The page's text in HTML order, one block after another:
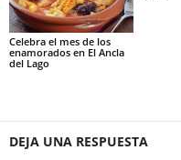
Celebra el mes de los
enamorados en El Ancla
del Lago
DEJA UNA RESPUESTA